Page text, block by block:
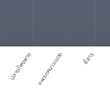
ปลายโพงพาง แพรกหนามแดง ยี่สาร